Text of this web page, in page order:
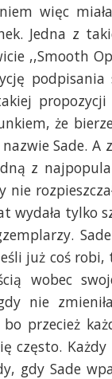
więc
Jedna z
,,Smooth
że
Sade. A
z
nie
tylko
już coś
wobec
nie
przecież
często.
gdy Sade